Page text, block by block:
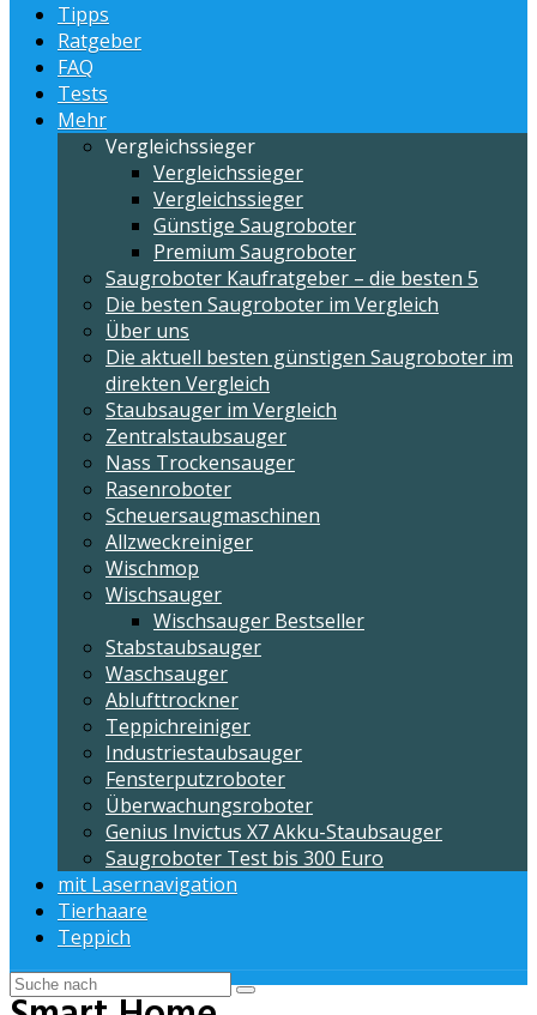
Tipps
Ratgeber
FAQ
Tests
Mehr
Vergleichssieger
Vergleichssieger
Vergleichssieger
Günstige Saugroboter
Premium Saugroboter
Saugroboter Kaufratgeber – die besten 5
Die besten Saugroboter im Vergleich
Über uns
Die aktuell besten günstigen Saugroboter im
direkten Vergleich
Staubsauger im Vergleich
Zentralstaubsauger
Nass Trockensauger
Rasenroboter
Scheuersaugmaschinen
Allzweckreiniger
Wischmop
Wischsauger
Wischsauger Bestseller
Stabstaubsauger
Waschsauger
Ablufttrockner
Teppichreiniger
Industriestaubsauger
Fensterputzroboter
Überwachungsroboter
Genius Invictus X7 Akku-Staubsauger
Saugroboter Test bis 300 Euro
mit Lasernavigation
Tierhaare
Teppich